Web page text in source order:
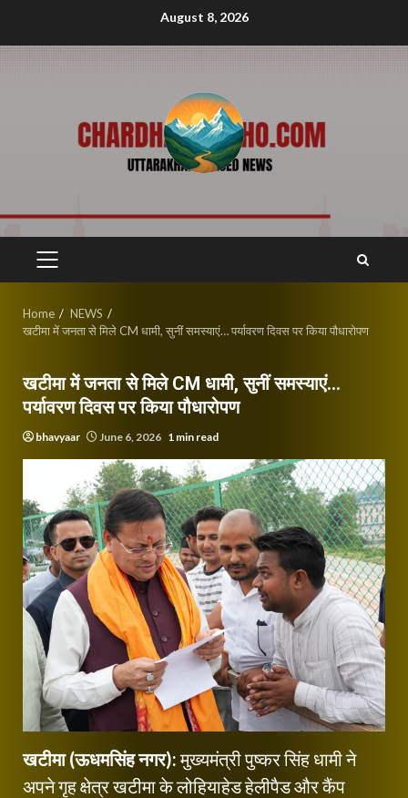
August 8, 2026
PRIMARY
Home
NEWS
खटीमा में जनता से मिले CM धामी, सुनीं समस्याएं… पर्यावरण दिवस पर किया पौधारोपण
खटीमा में जनता से मिले CM धामी, सुनीं समस्याएं…
पर्यावरण दिवस पर किया पौधारोपण
bhavyaar June 6, 2026 1 min read
खटीमा (ऊधमसिंह नगर):मुख्यमंत्री पुष्कर सिंह धामी ने
अपने गृह क्षेत्र खटीमा के लोहियाहेड हेलीपैड और कैंप